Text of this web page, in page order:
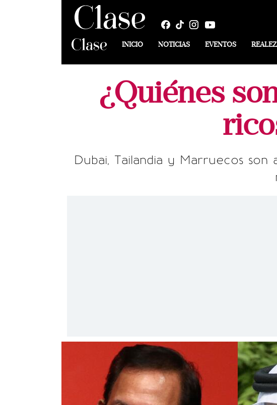
INICIO NOTICIAS EVENTOS
¿Quiénes
Dubai, Tailandia y Marruecos son